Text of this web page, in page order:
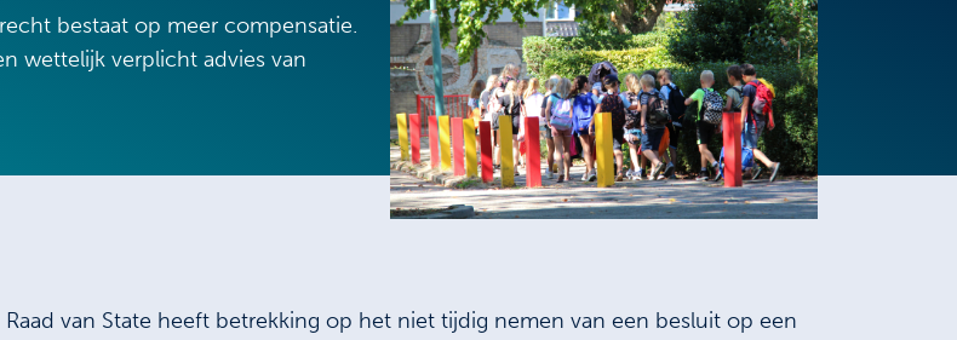
bestaat op meer compensatie.
wettelijk verplicht advies van
van State heeft betrekking op het niet tijdig nemen van een besluit op een